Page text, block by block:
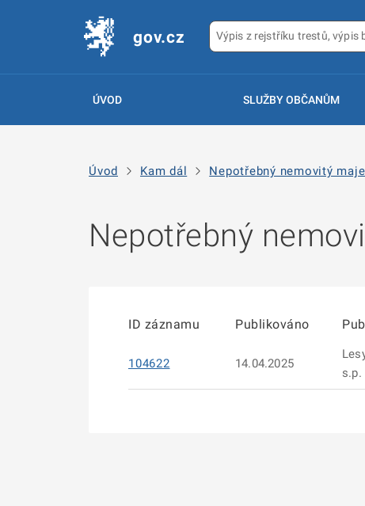
gov.cz
ÚVOD SLUŽBY OBČANŮM
Úvod Kam dál Nepotřebný nemovitý
Nepotřebný
ID záznamu Publikováno
104622 14.04.2025
s.p.